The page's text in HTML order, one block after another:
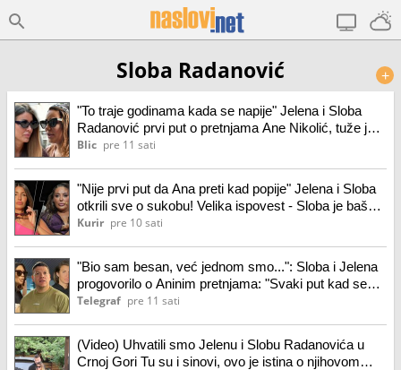
Sloba Radanović +
"To traje godinama kada se napije" Jelena i Sloba
Radanović prvi put o pretnjama Ane Nikolić, tuže je
pa otkrili šta se desilo: "Spominje mi bolesno dete"
Blic pre 11 sati
"Nije prvi put da Ana preti kad popije" Jelena i Sloba
otkrili sve o sukobu! Velika ispovest - Sloba je baš
ljut: To je klasično mafijanje
Kurir pre 10 sati
"Bio sam besan, već jednom smo...": Sloba i Jelena
progovorilo o Aninim pretnjama: "Svaki put kad se
napije.."
Telegraf pre 11 sati
(Video) Uhvatili smo Jelenu i Slobu Radanovića u
Crnoj Gori Tu su i sinovi, ovo je istina o njihovom